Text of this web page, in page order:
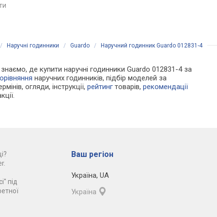
Наручні годинники / Guardo / Наручний годинник Guardo 012831-4
де купити наручні годинники Guardo 012831-4 за
наручних годинників, підбір моделей за
огляди, інструкції,рейтинг товарів,рекомендації
під
Ваш регіон
Україна, UA
Україна